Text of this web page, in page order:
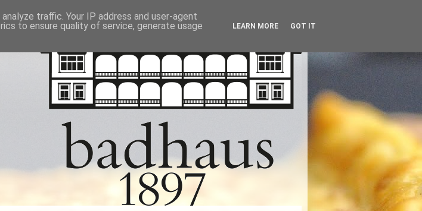
traffic. Your IP address and user-agent
to ensure quality of service, generate usage
LEARN MORE GOT IT